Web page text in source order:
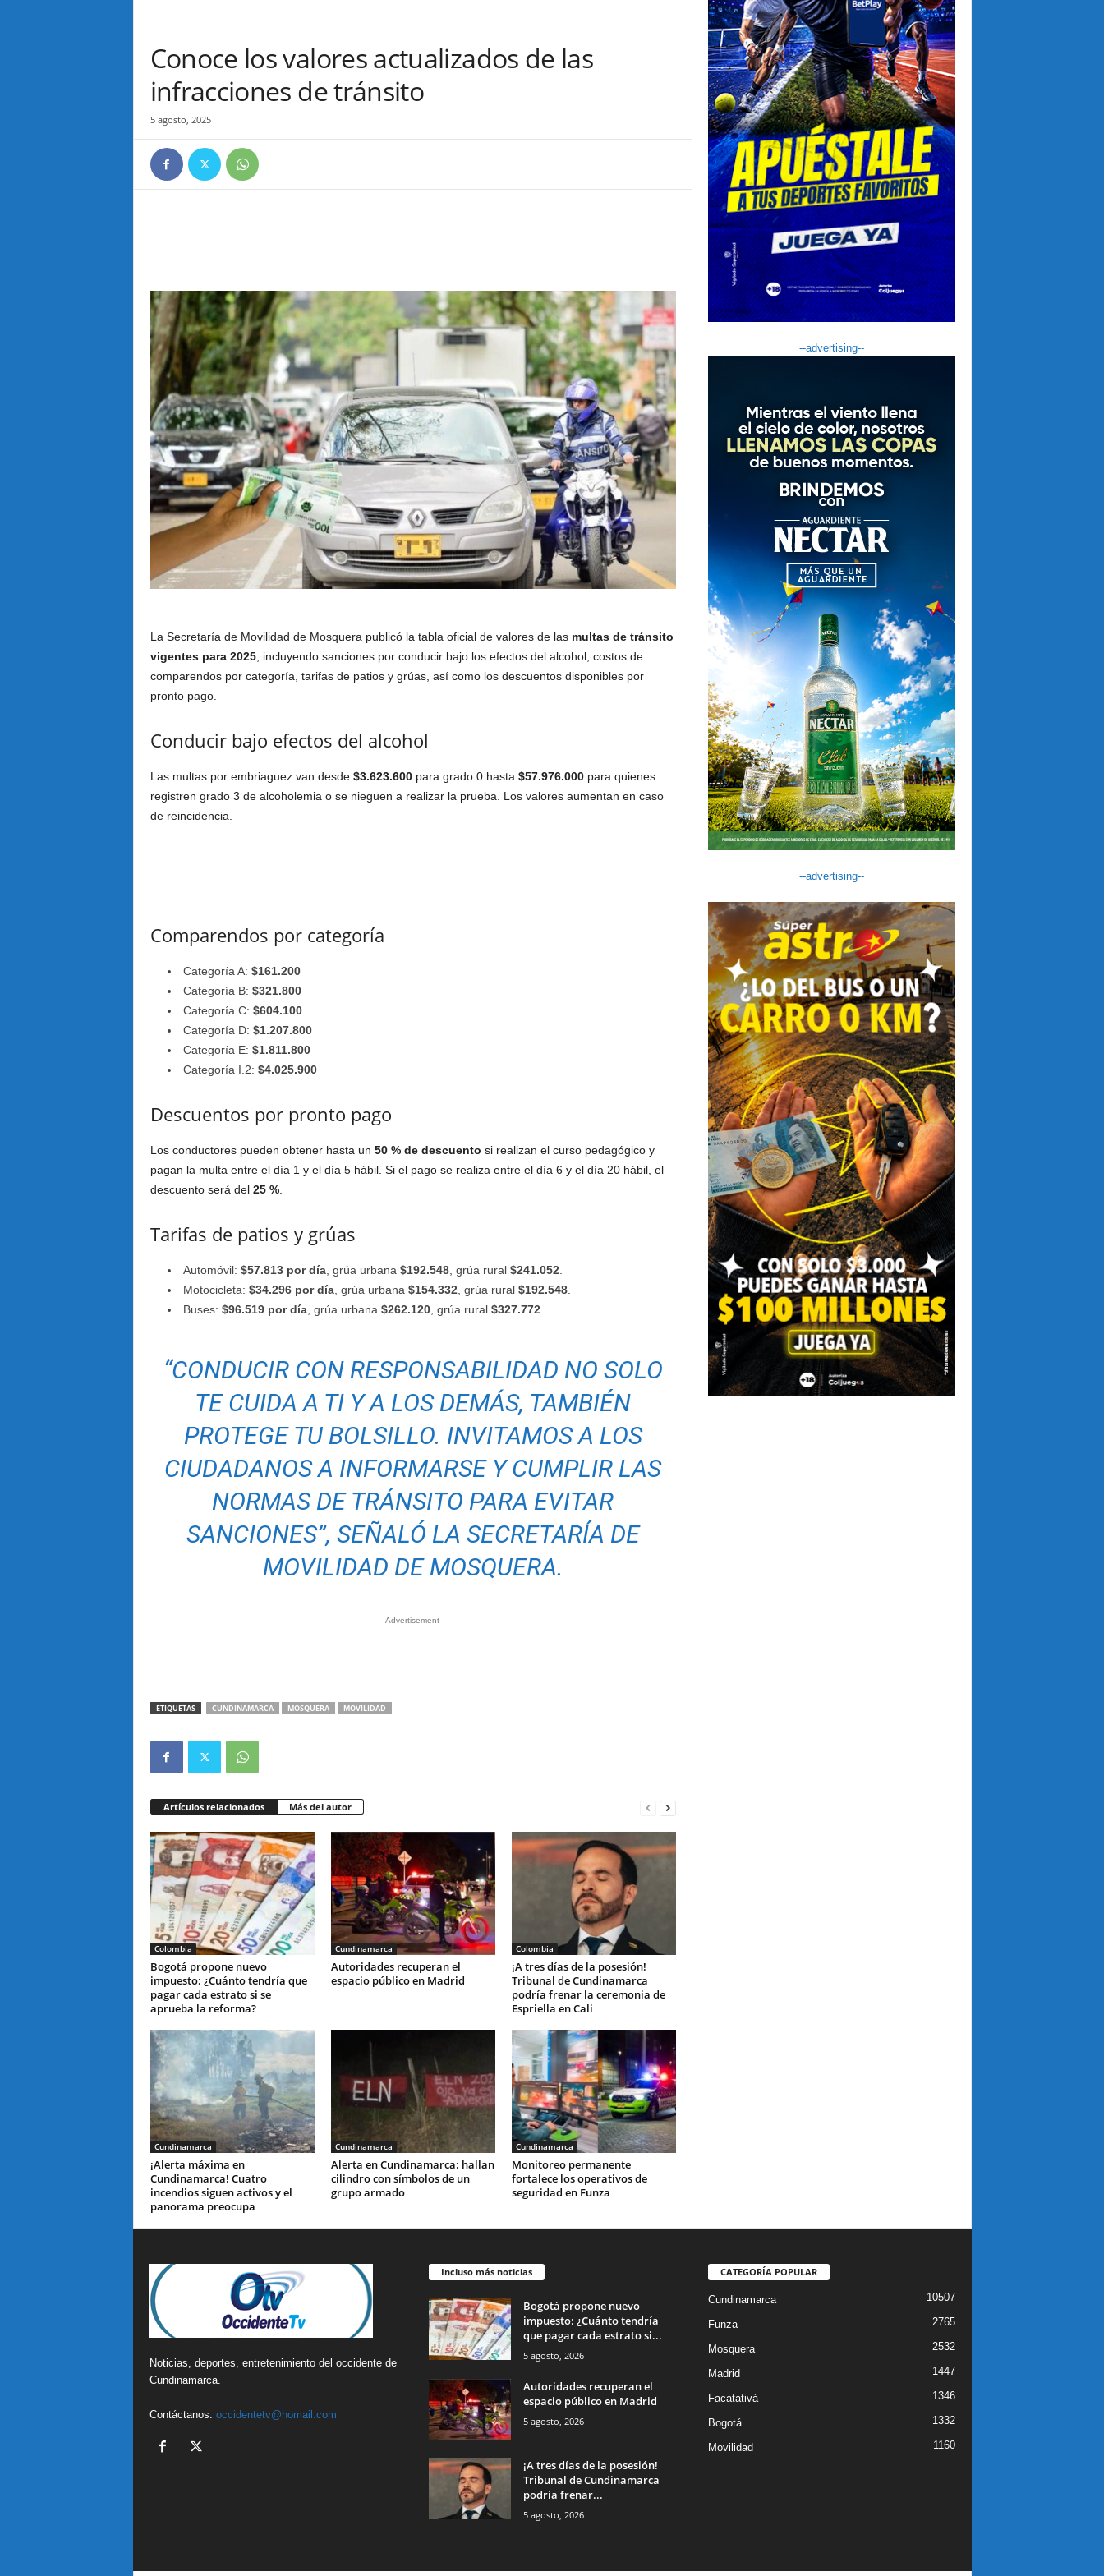
Conoce los valores actualizados de las
infracciones de tránsito
5 agosto, 2025
La Secretaría de Movilidad de Mosquera publicó la tabla oficial de valores de las multas de tránsito
vigentes para 2025, incluyendo sanciones por conducir bajo los efectos del alcohol, costos de
comparendos por categoría, tarifas de patios y grúas, así como los descuentos disponibles por
pronto pago.
Conducir bajo efectos del alcohol
Las multas por embriaguez van desde $3.623.600para grado 0 hasta $57.976.000para quienes
registren grado 3 de alcoholemia o se nieguen a realizar la prueba. Los valores aumentan en caso
de reincidencia.
Comparendos por categoría
Categoría A: $161.200
Categoría B: $321.800
Categoría C: $604.100
Categoría D: $1.207.800
Categoría E: $1.811.800
Categoría I.2: $4.025.900
Descuentos por pronto pago
Los conductores pueden obtener hasta un 50 % de descuento si realizan el curso pedagógico y
pagan la multa entre el día 1 y el día 5 hábil. Si el pago se realiza entre el día 6 y el día 20 hábil, el
descuento será del 25 %.
Tarifas de patios y grúas
Automóvil: $57.813 por día, grúa urbana $192.548, grúa rural $241.052.
Motocicleta: $34.296 por día, grúa urbana $154.332, grúa rural $192.548.
Buses: $96.519 por día, grúa urbana $262.120, grúa rural $327.772.
“CONDUCIR CON RESPONSABILIDAD NO SOLO
TE CUIDA A TI Y A LOS DEMÁS, TAMBIÉN
PROTEGE TU BOLSILLO. INVITAMOS A LOS
CIUDADANOS A INFORMARSE Y CUMPLIR LAS
NORMAS DE TRÁNSITO PARA EVITAR
SANCIONES”, SEÑALÓ LA SECRETARÍA DE
MOVILIDAD DE MOSQUERA.
- Advertisement -
ETIQUETAS CUNDINAMARCA MOSQUERA MOVILIDAD
Artículos relacionados Más del autor
Colombia
Bogotá propone nuevo
impuesto: ¿Cuánto tendría que
pagar cada estrato si se
aprueba la reforma?
Cundinamarca
Autoridades recuperan el
espacio público en Madrid
Colombia
¡A tres días de la posesión!
Tribunal de Cundinamarca
podría frenar la ceremonia de
Espriella en Cali
Cundinamarca
¡Alerta máxima en
Cundinamarca! Cuatro
incendios siguen activos y el
panorama preocupa
Cundinamarca
Alerta en Cundinamarca: hallan
cilindro con símbolos de un
grupo armado
Cundinamarca
Monitoreo permanente
fortalece los operativos de
seguridad en Funza
--advertising--
--advertising--
Noticias, deportes, entretenimiento del occidente de
Cundinamarca.
Contáctanos: occidentetv@homail.com
Incluso más noticias
Bogotá propone nuevo
impuesto: ¿Cuánto tendría
que pagar cada estrato si...
5 agosto, 2026
Autoridades recuperan el
espacio público en Madrid
5 agosto, 2026
¡A tres días de la posesión!
Tribunal de Cundinamarca
podría frenar...
5 agosto, 2026
CATEGORÍA POPULAR
Cundinamarca 10507
Funza 2765
Mosquera 2532
Madrid 1447
Facatativá 1346
Bogotá 1332
Movilidad 1160